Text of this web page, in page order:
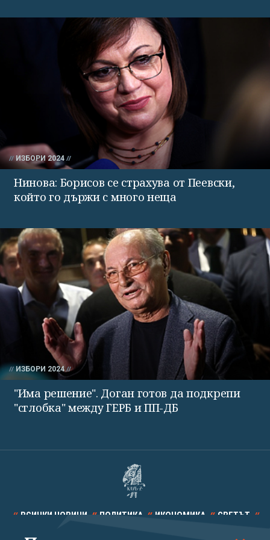
ИЗБОРИ 2024
Нинова: Борисов се страхува от Пеевски,
който го държи с много неща
ИЗБОРИ 2024
"Има решение". Доган готов да подкрепи
"сглобка" между ГЕРБ и ПП-ДБ
ВСИЧКИ НОВИНИ ПОЛИТИКА ИКОНОМИКА СВЕТЪТ